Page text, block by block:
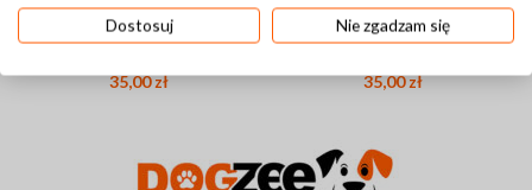
Etui na woreczki dla psa
Świnki – Dogzee
35,00zł
Etui na woreczki dla psa Trop
– Dogzee
35,00zł
Dostosuj Nie zgadzam się